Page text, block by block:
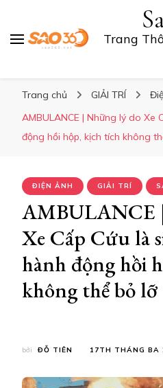
Trang
Trang chủ GIẢI TRÍ
AMBULANCE | Những lý do Xe
động hồi hộp, kịch tích không
ĐIỆN ẢNH GIẢI TRÍ
AMBULANCE
Xe Cấp Cứu là
hành động hồi
không thể bỏ lỡ
bởi ĐỖ TIÊN 17TH THÁNG BA